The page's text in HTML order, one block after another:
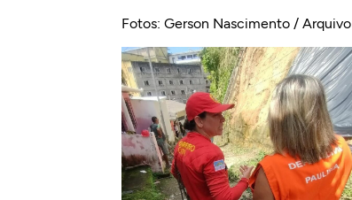
Fotos: Gerson Nascimento / Arquivo